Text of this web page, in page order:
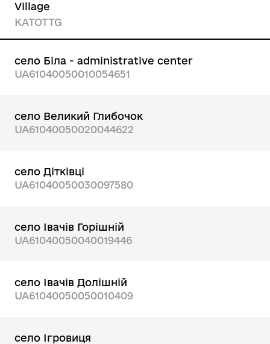
Village
KATOTTG
село Біла - administrative center
UA61040050010054651
село Великий Глибочок
UA61040050020044622
село Дітківці
UA61040050030097580
село Івачів Горішній
UA61040050040019446
село Івачів Долішній
UA61040050050010409
село Ігровиця